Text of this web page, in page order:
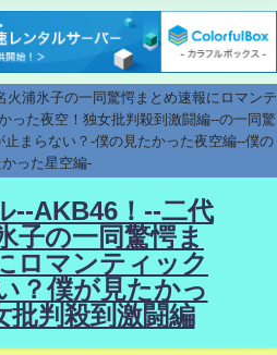
火浦氷子の一同驚愕まとめ速報にロマンテ
った夜空！独女批判殺到激闘編--の一同驚
まらない？-僕の見たかった夜空編--僕の
かった星空編-
--AKB46！--二代
子の一同驚愕ま
ロマンティック
？僕が見たかっ
批判殺到激闘編